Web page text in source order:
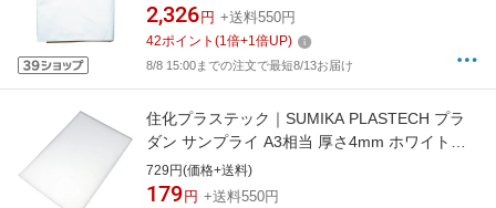
2,326 円 +送料550円
42ポイント (1倍+1倍UP)
8/8 15:00までの注文で最短8/13お届け
住化プラステック｜SUMIKA PLASTECH プラ
ダン サンプライ A3相当 厚さ4mm ホワイト
HP40060-WHA3
729円(価格+送料)
179 円 +送料550円